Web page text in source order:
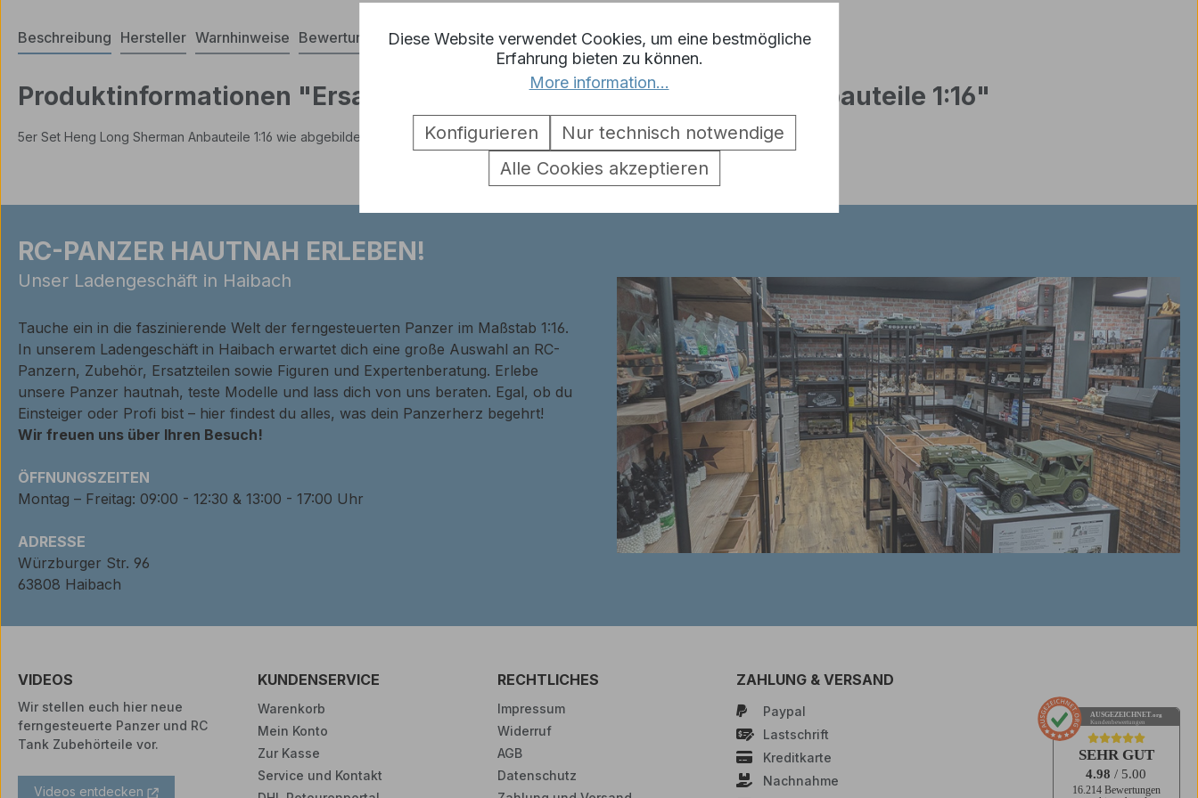
Beschreibung Hersteller Warnhinweise Bewertungen
Produktinformationen "Ersatzteil 5er Set Heng Long Sherman Anbauteile 1:16"
5er Set Heng Long Sherman Anbauteile 1:16 wie abgebildet
RC-PANZER HAUTNAH ERLEBEN!
Unser Ladengeschäft in Haibach
Tauche ein in die faszinierende Welt der ferngesteuerten Panzer im Maßstab 1:16.
In unserem Ladengeschäft in Haibach erwartet dich eine große Auswahl an RC-
Panzern, Zubehör, Ersatzteilen sowie Figuren und Expertenberatung. Erlebe
unsere Panzer hautnah, teste Modelle und lass dich von uns beraten. Egal, ob du
Einsteiger oder Profi bist – hier findest du alles, was dein Panzerherz begehrt!
Wir freuen uns über Ihren Besuch!
ÖFFNUNGSZEITEN
Montag – Freitag: 09:00 - 12:30 & 13:00 - 17:00 Uhr
ADRESSE
Würzburger Str. 96
63808 Haibach
VIDEOS
Wir stellen euch hier neue
ferngesteuerte Panzer und RC
Tank Zubehörteile vor.
Videos entdecken
KUNDENSERVICE
Warenkorb
Mein Konto
Zur Kasse
Service und Kontakt
RECHTLICHES
Impressum
Widerruf
AGB
Datenschutz
ZAHLUNG & VERSAND
Paypal
Lastschrift
Kreditkarte
Nachnahme
AUSGEZEICHNET .org
Kundenbewertungen
SEHR GUT
4.98/ 5.00
16.214 Bewertungen
Diese Website verwendet Cookies, um eine bestmögliche
Erfahrung bieten zu können.
More information...
Nur technisch notwendige
Konfigurieren
Alle Cookies akzeptieren